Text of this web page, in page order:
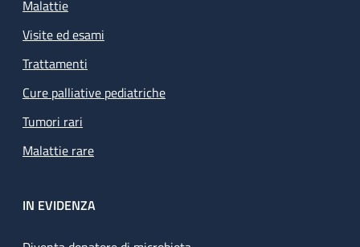
Malattie
Visite ed esami
Trattamenti
Cure palliative pediatriche
Tumori rari
Malattie rare
IN EVIDENZA